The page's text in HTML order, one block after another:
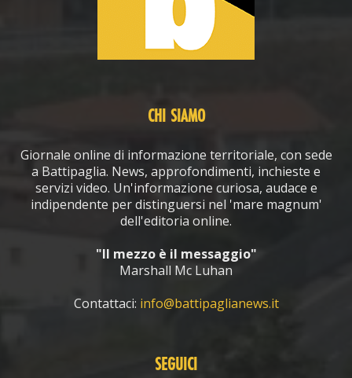
CHI SIAMO
Giornale online di informazione territoriale, con sede
a Battipaglia. News, approfondimenti, inchieste e
servizi video. Un'informazione curiosa, audace e
indipendente per distinguersi nel 'mare magnum'
dell'editoria online.
"Il mezzo è il messaggio"
Marshall Mc Luhan
Contattaci: info@battipaglianews.it
SEGUICI